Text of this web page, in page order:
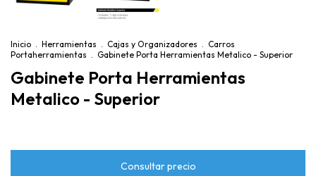
Inicio . Herramientas . Cajas y Organizadores . Carros
Portaherramientas . Gabinete Porta Herramientas Metalico - Superior
Gabinete Porta Herramientas
Metalico - Superior